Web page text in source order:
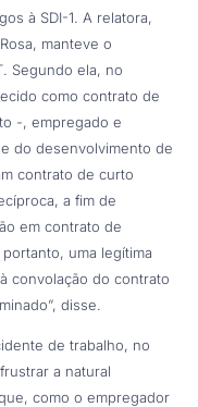
à SDI-1. A relatora,
manteve o
Segundo ela, no
como contrato de
-, empregado e
do desenvolvimento de
contrato de curto
a fim de
em contrato de
uma legítima
convolação do contrato
disse.
de trabalho, no
a natural
como o empregador